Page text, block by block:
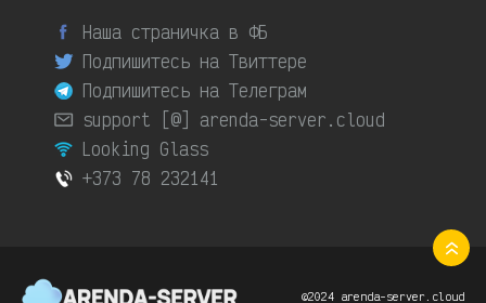
Наша страничка в ФБ
Подпишитесь на Твиттере
Подпишитесь на Телеграм
support [@] arenda-server.cloud
Looking Glass
+373 78 232141
©2024 arenda-server.cloud